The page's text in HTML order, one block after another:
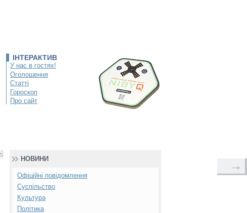
ІНТЕРАКТИВ
У нас в гостях!
Оголошення
Статті
Гороскоп
Про сайт
→
НОВИНИ
Офіційні повідомлення
Суспільство
Культура
Політика